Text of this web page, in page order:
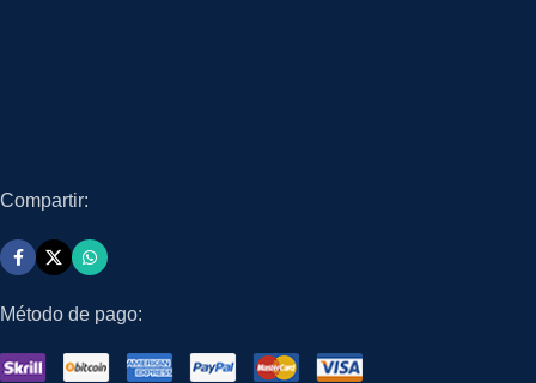
Compartir:
Método de pago: